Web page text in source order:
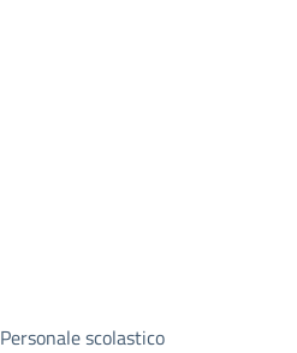
Personale scolastico